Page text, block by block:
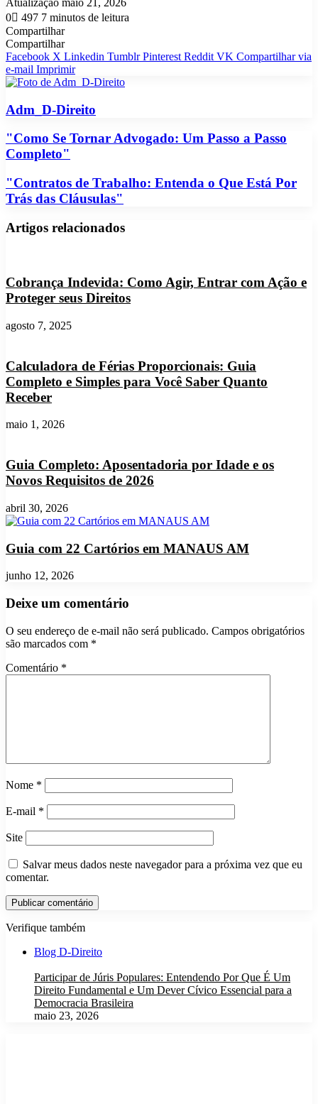
Atualização maio 21, 2026
0
497 7 minutos de leitura
Compartilhar
Facebook
X
Linkedin
Tumblr
Pinterest
Reddit
VK
OK
Pocket
Skype
Messenger
Messenger
WhatsApp
Telegram
Viber
Line
Compartilhar
via
e-
mail
Imprimir
Compartilhar
Facebook X Linkedin Tumblr Pinterest Reddit VK Compartilhar via
e-mail Imprimir
Adm_D-Direito
"Como
Se
Tornar
Um
Passo
Passo
Completo"
"Como Se Tornar Advogado: Um Passo a Passo
Completo"
"Contratos
de
Trabalho:
o
Trás
das
Cláusulas"
"Contratos de Trabalho: Entenda o Que Está Por
Trás das Cláusulas"
Artigos relacionados
Cobrança Indevida: Como Agir, Entrar com Ação e
Proteger seus Direitos
agosto 7, 2025
Calculadora de Férias Proporcionais: Guia
Completo e Simples para Você Saber Quanto
Receber
maio 1, 2026
Guia Completo: Aposentadoria por Idade e os
Novos Requisitos de 2026
abril 30, 2026
Guia com 22 Cartórios em MANAUS AM
junho 12, 2026
Deixe um comentário
O seu endereço de e-mail não será publicado. Campos obrigatórios
são marcados com *
Comentário *
Nome *
E-mail *
Site
Salvar meus dados neste navegador para a próxima vez que eu
comentar.
Verifique também
Blog D-Direito
Participar de Júris Populares: Entendendo Por Que É Um
Direito Fundamental e Um Dever Cívico Essencial para a
Democracia Brasileira
maio 23, 2026